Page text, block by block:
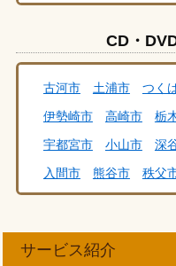
春日部市 朝
武蔵野市武蔵境
武蔵
港区白金台
CD・
古河市 土浦市 つく
伊勢崎市
高崎市 栃
宇都宮市
小山市 深
入間市
熊谷市 秩父
草加市
戸田市 さい
野田市
佐倉市
サービス紹介